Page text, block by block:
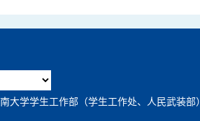
大学学生工作部（学生工作处、人民武装部）